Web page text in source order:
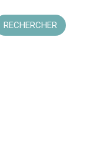
RECHERCHER